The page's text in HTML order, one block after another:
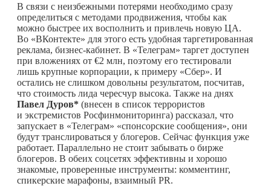
В связи с неизбежными потерями необходимо сразу
определиться с методами продвижения, чтобы как
можно быстрее их восполнить и привлечь новую ЦА.
Во «ВКонтекте» для этого есть удобная таргетированная
реклама, бизнес-кабинет. В «Телеграм» таргет доступен
при вложениях от €2 млн, поэтому его тестировали
лишь крупные корпорации, к примеру «Сбер». И
остались не слишком довольны результатом, посчитав,
что стоимость лида чересчур высока. Также на днях
Павел Дуров* (внесен в список террористов
и экстремистов Росфинмониторинга) рассказал, что
запускает в «Телеграм» «спонсорские сообщения», они
будут транслироваться у блогеров. Сейчас функция уже
работает. Параллельно не стоит забывать о бирже
блогеров. В обеих соцсетях эффективны и хорошо
знакомые, проверенные инструменты: комментинг,
спикерские марафоны, взаимный PR.